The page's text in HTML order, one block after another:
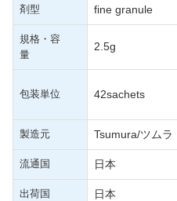
剤型 fine granule
規格・容
量
2.5g
包装単位 42sachets
製造元 Tsumura/ツムラ
流通国 日本
出荷国 日本